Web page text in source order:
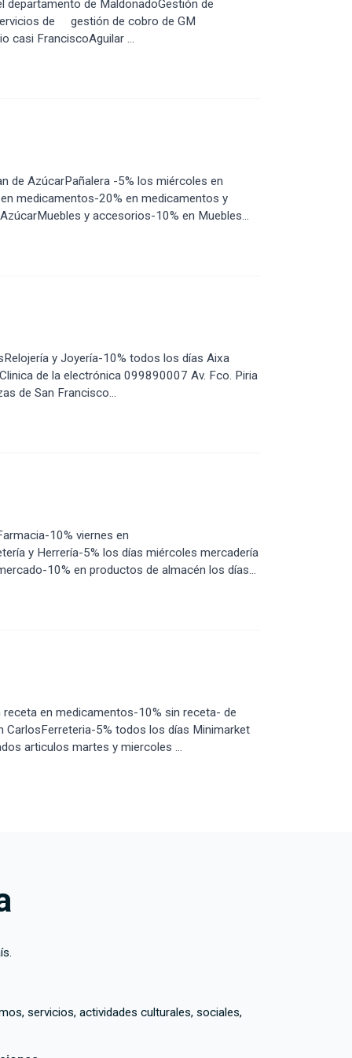
departamento de MaldonadoGestión de
de gestión de cobro de GM
FranciscoAguilar ...
de AzúcarPañalera -5% los miércoles en
medicamentos-20% en medicamentos y
y accesorios-10% en Muebles...
y Joyería-10% todos los días Aixa
de la electrónica 099890007 Av. Fco. Piria
de San Francisco...
10% viernes en
y Herrería-5% los días miércoles mercadería
10% en productos de almacén los días...
en medicamentos-10% sin receta- de
5% todos los días Minimarket
articulos martes y miercoles ...
servicios, actividades culturales, sociales,